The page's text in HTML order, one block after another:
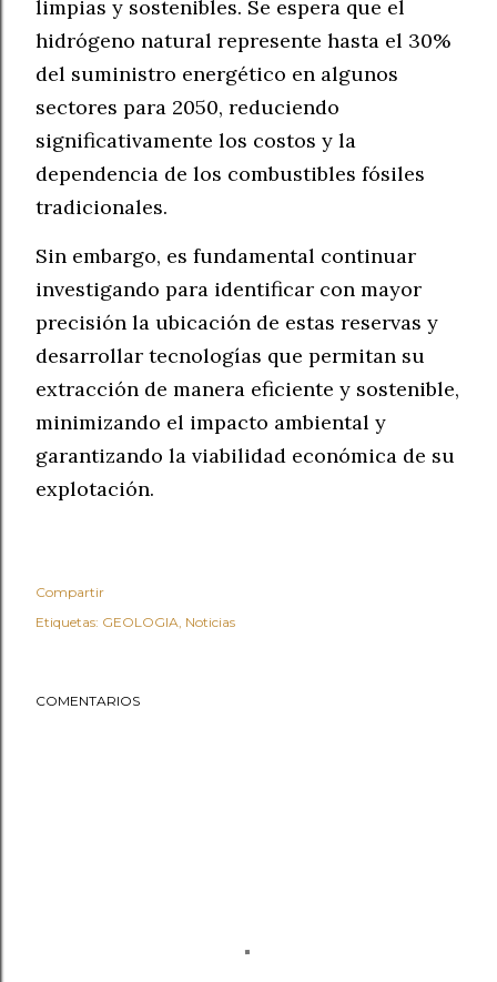
limpias y sostenibles. Se espera que el
hidrógeno natural represente hasta el 30%
del suministro energético en algunos
sectores para 2050, reduciendo
significativamente los costos y la
dependencia de los combustibles fósiles
tradicionales.
Sin embargo, es fundamental continuar
investigando para identificar con mayor
precisión la ubicación de estas reservas y
desarrollar tecnologías que permitan su
extracción de manera eficiente y sostenible,
minimizando el impacto ambiental y
garantizando la viabilidad económica de su
explotación.
Compartir
Etiquetas: GEOLOGIA Noticias
COMENTARIOS